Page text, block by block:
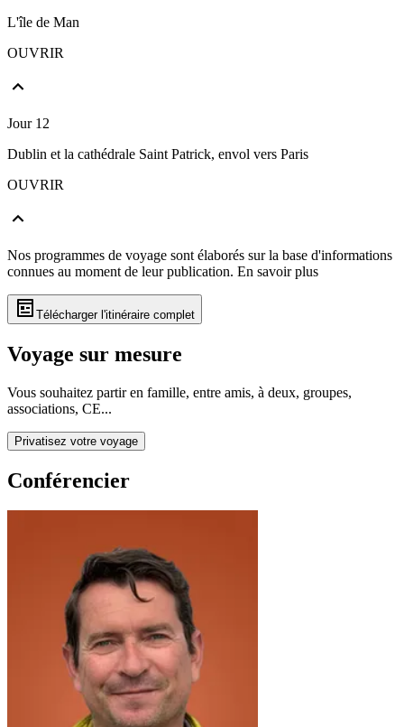
L'île de Man
OUVRIR
Jour 12
Dublin et la cathédrale Saint Patrick, envol vers Paris
OUVRIR
Nos programmes de voyage sont élaborés sur la base d'informations
connues au moment de leur publication. En savoir plus
Télécharger l'itinéraire complet
Voyage sur mesure
Vous souhaitez partir en famille, entre amis, à deux, groupes,
associations, CE...
Privatisez votre voyage
Conférencier